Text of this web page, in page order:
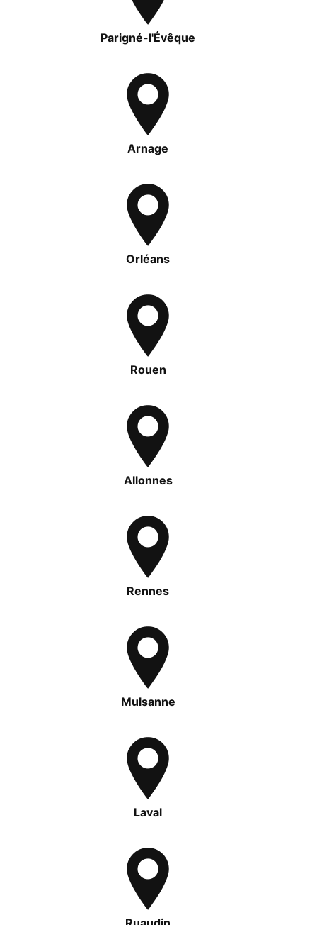
Parigné-l'Évêque
Arnage
Orléans
Rouen
Allonnes
Rennes
Mulsanne
Laval